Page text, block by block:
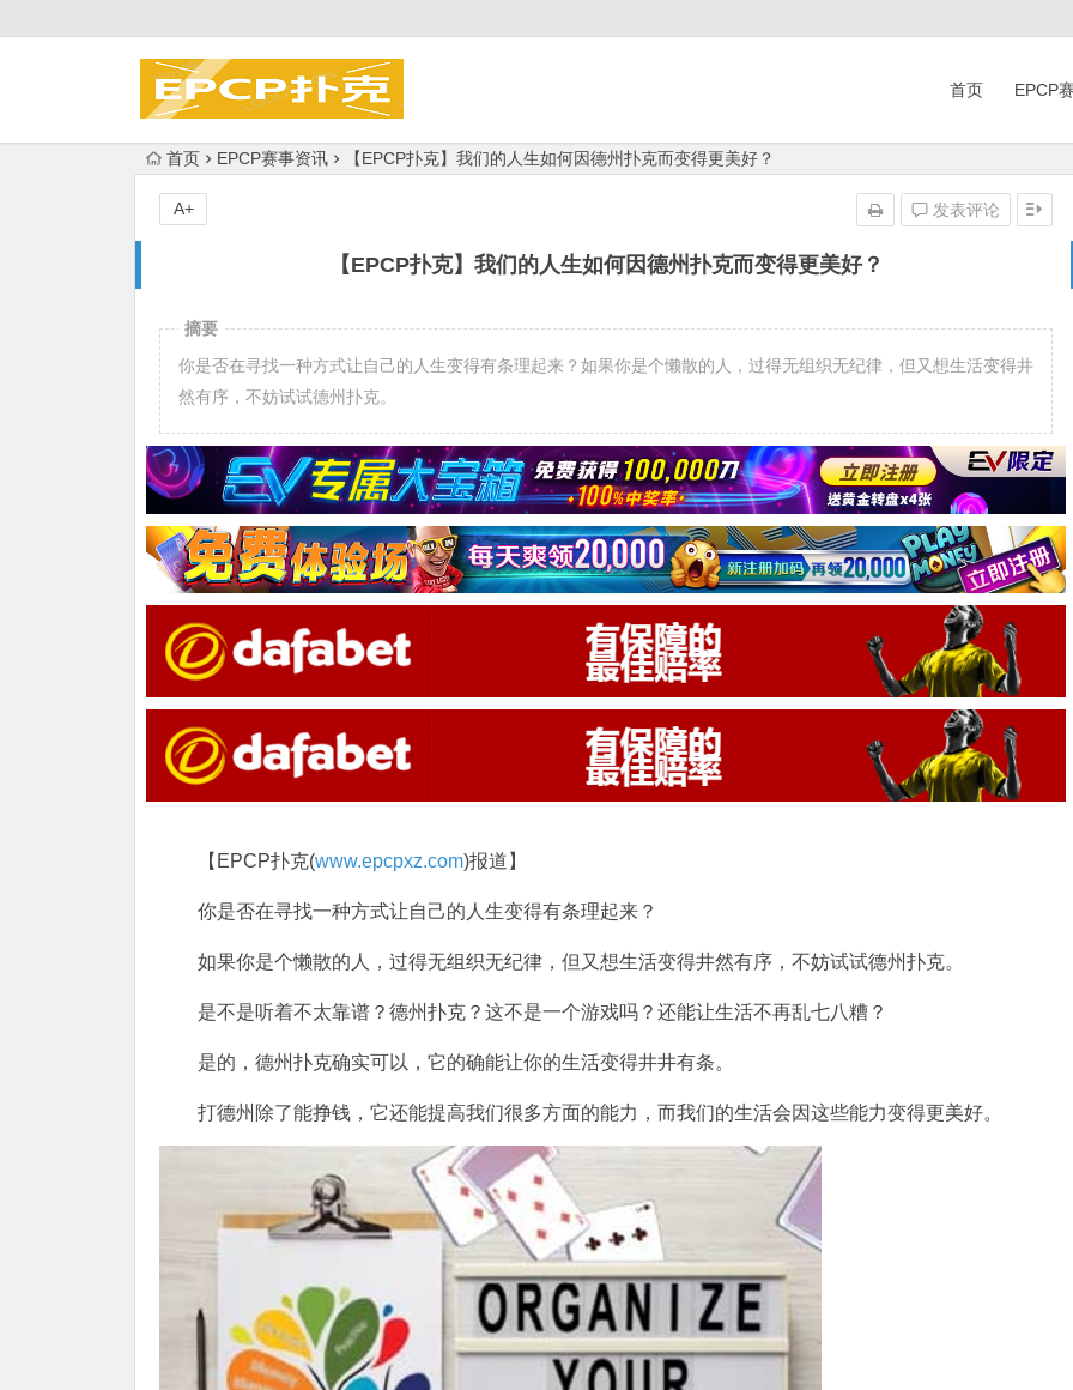
首页 EPCP
首页 EPCP赛事资讯 【EPCP扑克】我们的人生如何因德州扑克而变得更美好？
【EPCP扑克】我们的人生如何因德州扑克而变得更美好？
发表评论
A+
摘要
你是否在寻找一种方式让自己的人生变得有条理起来？如果你是个懒散的人，过得无组织无纪律，但又想生活变得井
然有序，不妨试试德州扑克。
【EPCP扑克(www.epcpxz.com)报道】
你是否在寻找一种方式让自己的人生变得有条理起来？
如果你是个懒散的人，过得无组织无纪律，但又想生活变得井然有序，不妨试试德州扑克。
是不是听着不太靠谱？德州扑克？这不是一个游戏吗？还能让生活不再乱七八糟？
是的，德州扑克确实可以，它的确能让你的生活变得井井有条。
打德州除了能挣钱，它还能提高我们很多方面的能力，而我们的生活会因这些能力变得更美好。